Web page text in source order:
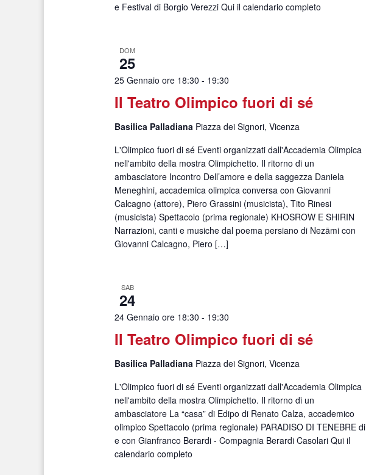
e Festival di Borgio Verezzi Qui il calendario completo
DOM
25
Il Teatro Olimpico fuori di sé
25 Gennaio ore 18:30 - 19:30
Basilica Palladiana Piazza dei Signori, Vicenza
L'Olimpico fuori di sé Eventi organizzati dall'Accademia Olimpica
nell'ambito della mostra Olimpichetto. Il ritorno di un
ambasciatore Incontro Dell’amore e della saggezza Daniela
Meneghini, accademica olimpica conversa con Giovanni
Calcagno (attore), Piero Grassini (musicista), Tito Rinesi
(musicista) Spettacolo (prima regionale) KHOSROW E SHIRIN
Narrazioni, canti e musiche dal poema persiano di Nezāmi con
Giovanni Calcagno, Piero […]
SAB
24
Il Teatro Olimpico fuori di sé
24 Gennaio ore 18:30 - 19:30
Basilica Palladiana Piazza dei Signori, Vicenza
L'Olimpico fuori di sé Eventi organizzati dall'Accademia Olimpica
nell'ambito della mostra Olimpichetto. Il ritorno di un
ambasciatore La “casa” di Edipo di Renato Calza, accademico
olimpico Spettacolo (prima regionale) PARADISO DI TENEBRE di
e con Gianfranco Berardi - Compagnia Berardi Casolari Qui il
calendario completo